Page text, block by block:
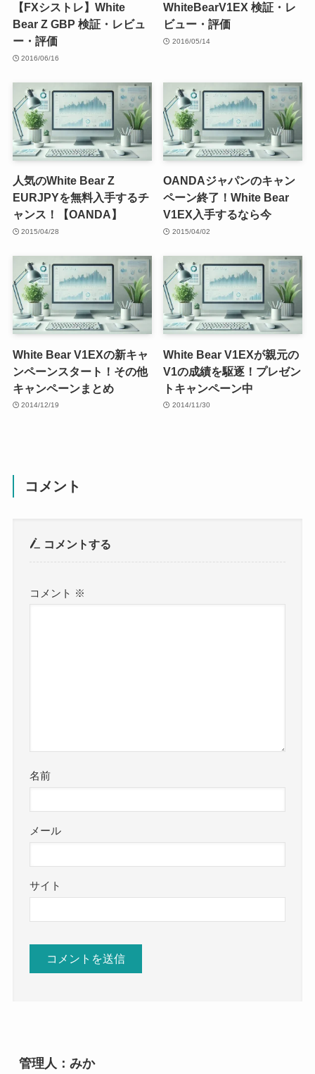
【FXシストレ】White
Bear Z GBP 検証・レビュ
ー・評価
2016/06/16
WhiteBearV1EX 検証・レ
ビュー・評価
2016/05/14
人気のWhite Bear Z
EURJPYを無料入手するチ
ャンス！【OANDA】
2015/04/28
OANDAジャパンのキャン
ペーン終了！White Bear
V1EX入手するなら今
2015/04/02
White Bear V1EXの新キャ
ンペーンスタート！その他
キャンペーンまとめ
2014/12/19
White Bear V1EXが親元の
V1の成績を駆逐！プレゼン
トキャンペーン中
2014/11/30
コメント
コメントする
コメント ※
名前
メール
サイト
管理人：みか